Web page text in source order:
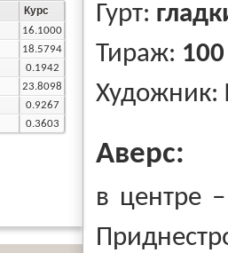
Курс
16.1000
18.5794
0.1942
23.8098
0.9267
0.3603
Гурт:
Тираж:
Художник:
Аверс:
в центре